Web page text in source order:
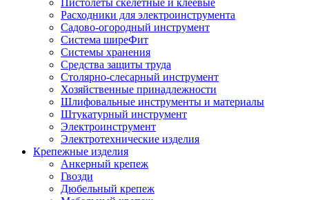
Пистолеты скелетные и клеевые
Расходники для электроинструмента
Садово-огородный инструмент
Система ширеФит
Системы хранения
Средства защиты труда
Столярно-слесарный инструмент
Хозяйственные принадлежности
Шлифовальные инструменты и материалы
Штукатурный инструмент
Электроинструмент
Электротехнические изделия
Крепежные изделия
Анкерный крепеж
Гвозди
Дюбельный крепеж